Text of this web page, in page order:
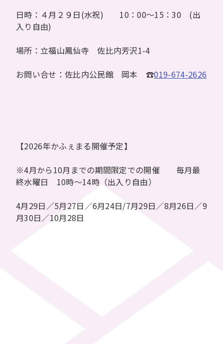
日時：４月２９日(水祝) 10：00～15：30 (出
入り自由)
場所：立福山鳳仙寺 佐比内芳沢1-4
お問い合せ：佐比内公民館 岡本 ☎019-674-2626
【2026年かふぇまる開催予定】
※4月から10月までの期間限定での開催 毎月最
終水曜日 10時～14時（出入り自由）
4月29日／5月27日／6月24日/7月29日／8月26日／9
月30日／10月28日